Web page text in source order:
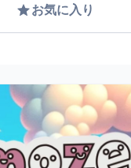
gradeお気に入り